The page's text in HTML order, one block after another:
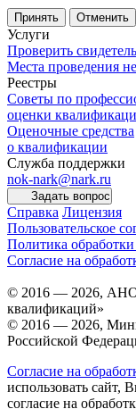
Принять Отменить
Услуги
Проверить
Места проведения
Реестры
Советы по
оценки
Оценочные средства
о квалификации
Служба поддержки
nok-nark@nark.ru
Задать вопрос
Справка Лицензия
Пользовательское
Политика
Согласие на
© 2016 — 2026, АНО
квалификаций»
© 2016 — 2026,
Российской
Согласие на
использовать
согласие на